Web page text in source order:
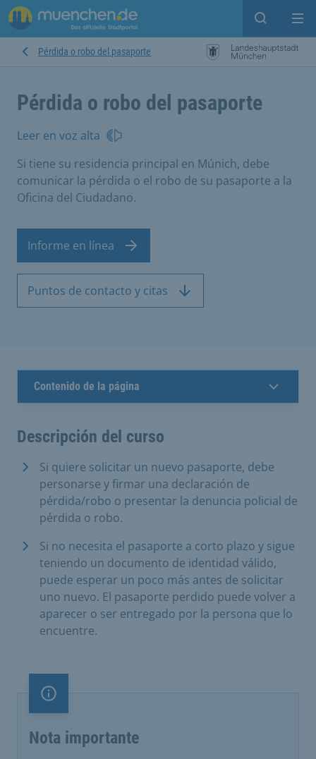
Open
Pérdida o robo del pasaporte
Pérdida o robo del pasaporte
Leer en voz alta
Si tiene su residencia principal en Múnich, debe
comunicar la pérdida o el robo de su pasaporte a la
Oficina del Ciudadano.
Informe en línea
Puntos de contacto y citas
Contenido de la página
Descripción del curso
Si quiere solicitar un nuevo pasaporte, debe
personarse y firmar una declaración de
pérdida/robo o presentar la denuncia policial de
pérdida o robo.
Si no necesita el pasaporte a corto plazo y sigue
teniendo un documento de identidad válido,
puede esperar un poco más antes de solicitar
uno nuevo. El pasaporte perdido puede volver a
aparecer o ser entregado por la persona que lo
encuentre.
Nota importante
Nota importante